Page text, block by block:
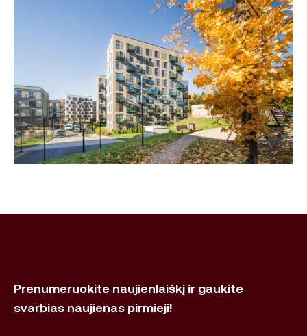
Prenumeruokite naujienlaiškį ir gaukite
svarbias naujienas pirmieji!